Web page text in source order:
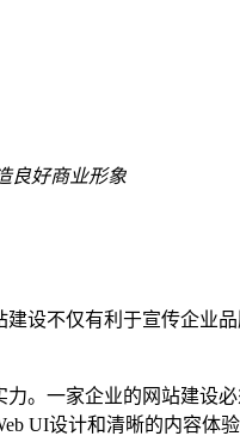
良好商业形象
设不仅有利于宣传企业
。一家企业的网站建设
UI设计和清晰的内容